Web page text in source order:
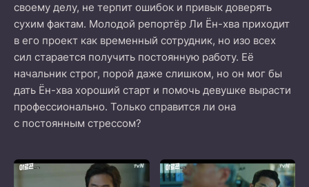
своему делу, не терпит ошибок и привык доверять
сухим фактам. Молодой репортёр Ли Ён-хва приходит
в его проект как временный сотрудник, но изо всех
сил старается получить постоянную работу. Её
начальник строг, порой даже слишком, но он мог бы
дать Ён-хва хороший старт и помочь девушке вырасти
профессионально. Только справится ли она
с постоянным стрессом?